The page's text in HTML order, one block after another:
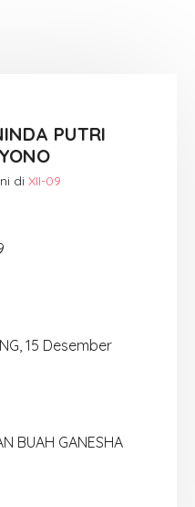
PUTRI
di XII-09
15 Desember
BUAH GANESHA